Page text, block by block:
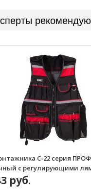
С-22 серия
с регулирующими
руб.